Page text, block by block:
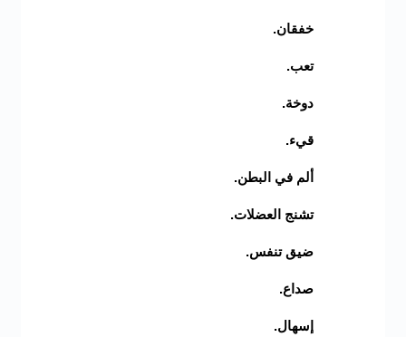
خفقان.
تعب.
دوخة.
قيء.
ألم في البطن.
تشنج العضلات.
ضيق تنفس.
صداع.
إسهال.